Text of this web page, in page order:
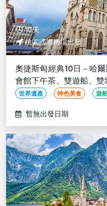
10天
桃園國際機場出發
奧捷斯匈經典10日－哈
會館下午茶、雙遊船、
世界遺產 特色美食 遊
暫無出發日期